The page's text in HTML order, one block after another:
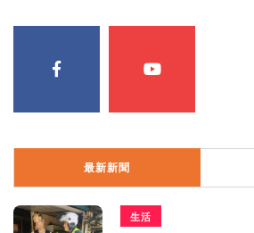
最新新聞
生活